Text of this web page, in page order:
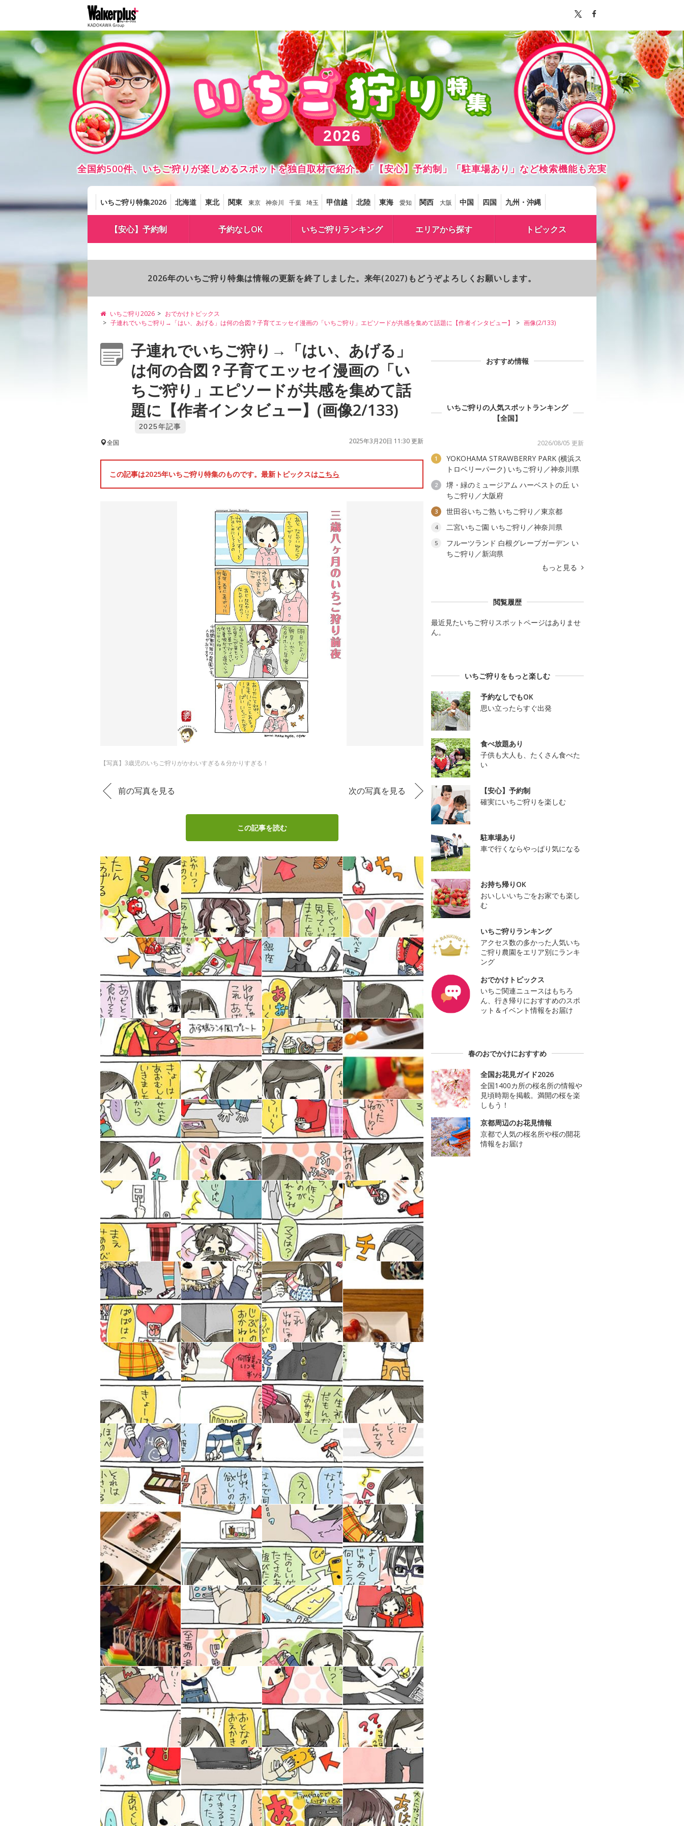
2026
全国約500件、いちご狩りが楽しめるスポットを独自取材で紹介。「【安心】予約制」「駐車場あり」など検索機能も充実
いちご狩り特集2026 北海道 東北 関東 東京 神奈川 千葉 埼玉 甲信越 北陸 東海 愛知 関西 大阪 中国 四国 九州・沖縄
【安心】予約制 予約なしOK いちご狩りランキング エリアから探す トピックス
2026年のいちご狩り特集は情報の更新を終了しました。来年(2027)もどうぞよろしくお願いします。
いちご狩り2026
おでかけトピックス
子連れでいちご狩り→「はい、あげる」は何の合図？子育てエッセイ漫画の「いちご狩り」エピソードが共感を集めて話題に【作者インタビュー】
画像(2/133)
子連れでいちご狩り→「はい、あげる」
は何の合図？子育てエッセイ漫画の「い
ちご狩り」エピソードが共感を集めて話
題に【作者インタビュー】(画像2/133)
2025年記事
全国 2025年3月20日 11:30 更新
この記事は2025年いちご狩り特集のものです。最新トピックスはこちら
【写真】3歳児のいちご狩りがかわいすぎる＆分かりすぎる！
前の写真を見る 次の写真を見る
この記事を読む
おすすめ情報
いちご狩りの人気スポットランキング
【全国】
2026/08/05 更新
1
YOKOHAMA STRAWBERRY PARK (横浜ス
トロベリーパーク) いちご狩り／神奈川県
2
堺・緑のミュージアム ハーベストの丘 い
ちご狩り／大阪府
3 世田谷いちご熟 いちご狩り／東京都
4 二宮いちご園 いちご狩り／神奈川県
5
フルーツランド 白根グレープガーデン い
ちご狩り／新潟県
もっと見る
閲覧履歴
最近見たいちご狩りスポットページはありませ
ん。
いちご狩りをもっと楽しむ
予約なしでもOK
思い立ったらすぐ出発
食べ放題あり
子供も大人も、たくさん食べた
い
【安心】予約制
確実にいちご狩りを楽しむ
駐車場あり
車で行くならやっぱり気になる
お持ち帰りOK
おいしいいちごをお家でも楽し
む
いちご狩りランキング
アクセス数の多かった人気いち
ご狩り農園をエリア別にランキ
ング
おでかけトピックス
いちご関連ニュースはもちろ
ん、行き帰りにおすすめのスポ
ット＆イベント情報をお届け
春のおでかけにおすすめ
全国お花見ガイド2026
全国1400カ所の桜名所の情報や
見頃時期を掲載。満開の桜を楽
しもう！
京都周辺のお花見情報
京都で人気の桜名所や桜の開花
情報をお届け